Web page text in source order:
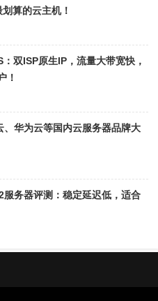
算的云主机！
双ISP原生IP，流量大带宽快，
！
、华为云等国内云服务器品牌大
服务器评测：稳定延迟低，适合